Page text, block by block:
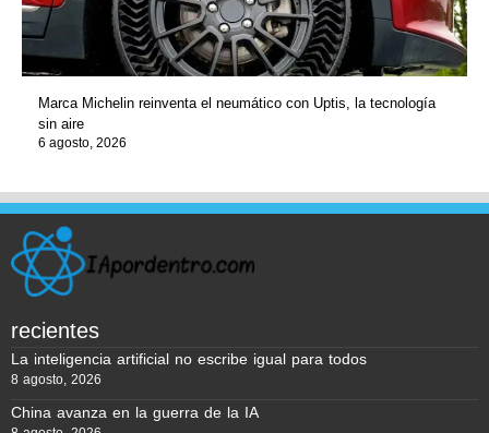
Marca Michelin reinventa el neumático con Uptis, la tecnología
sin aire
6 agosto, 2026
recientes
La inteligencia artificial no escribe igual para todos
8 agosto, 2026
China avanza en la guerra de la IA